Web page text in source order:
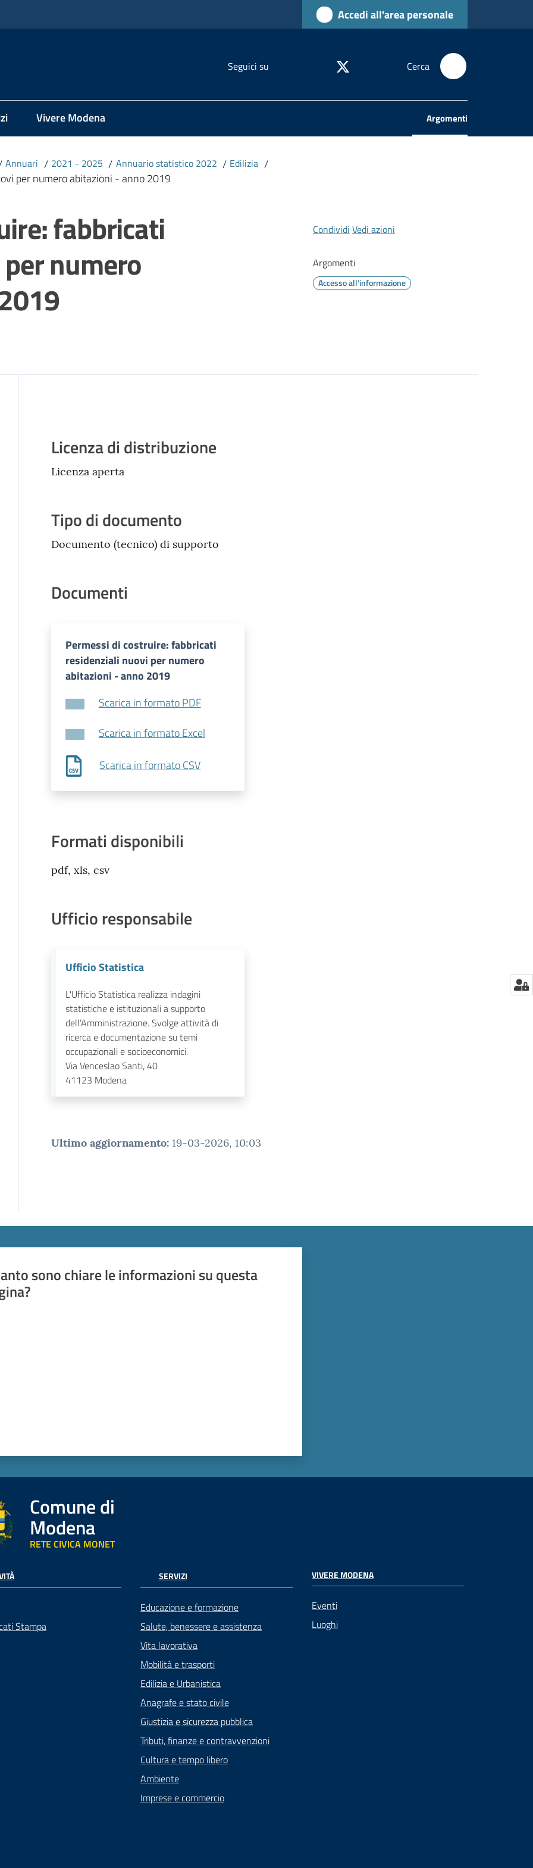
Accedi all'area personale
Seguici su Cerca
Vivere Modena Argomenti
Menu selezionato
Annuari / 2021 - 2025 / Annuario statistico 2022 / Edilizia /
per numero abitazioni - anno 2019
fabbricati
numero
Condividi Vedi azioni
Argomenti
Accesso all'informazione
Descrizione
Licenza di distribuzione
Licenza aperta
Tipo di documento
Documento (tecnico) di supporto
Documenti
Permessi di costruire: fabbricati
residenziali nuovi per numero
abitazioni - anno 2019
Scarica in formato PDF
Scarica in formato Excel
Scarica in formato CSV
Formati disponibili
pdf, xls, csv
Ufficio responsabile
Ufficio Statistica
L'Ufficio Statistica realizza indagini
statistiche e istituzionali a supporto
dell’Amministrazione. Svolge attività di
ricerca e documentazione su temi
occupazionali e socioeconomici.
Via Venceslao Santi, 40
41123 Modena
Ultimo aggiornamento: 19-03-2026, 10:03
sono chiare le informazioni su questa
Comune di
Modena
RETE CIVICA MONET
Stampa
SERVIZI
Educazione e formazione
Salute, benessere e assistenza
Vita lavorativa
Mobilità e trasporti
Edilizia e Urbanistica
Anagrafe e stato civile
Giustizia e sicurezza pubblica
Tributi, finanze e contravvenzioni
Cultura e tempo libero
Ambiente
Imprese e commercio
VIVERE MODENA
Eventi
Luoghi